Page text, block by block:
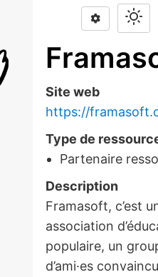
Site web
https://
Type de
Partenaire
Description
Framasoft, c’est
association
populaire, un
d’ami·es